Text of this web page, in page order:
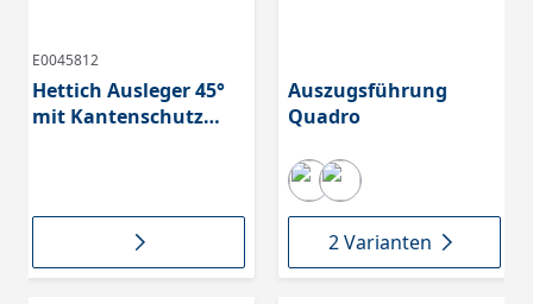
E0045812
Hettich Ausleger 45°
mit Kantenschutz
Auszugsführung
Quadro
2 Varianten